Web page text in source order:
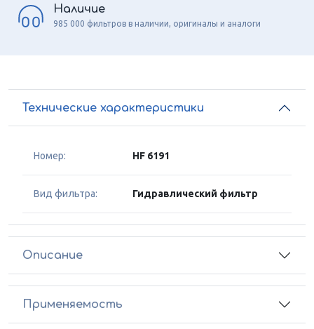
Наличие
985 000 фильтров в наличии, оригиналы и аналоги
Технические характеристики
Номер: HF 6191
Вид фильтра: Гидравлический фильтр
Описание
Применяемость